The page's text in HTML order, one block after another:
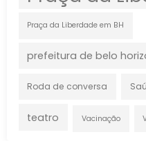
Praça da Liberdade em BH
prefeitura de belo
Roda de conversa
teatro Vacinação